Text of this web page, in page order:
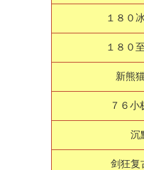
１８０
１８０
新熊
７６小
沉
剑狂复